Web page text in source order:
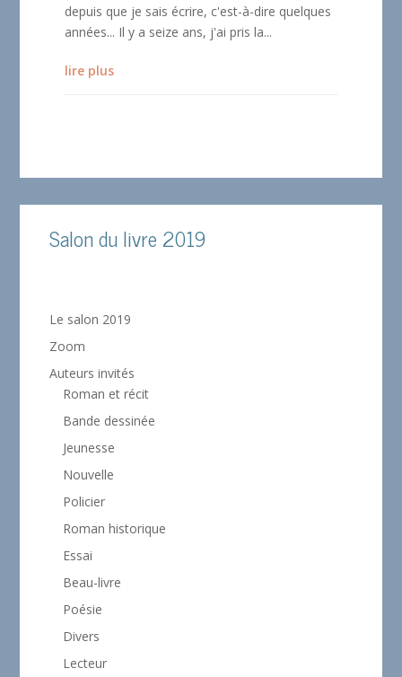
depuis que je sais écrire, c'est-à-dire quelques
années... Il y a seize ans, j'ai pris la...
lire plus
Salon du livre 2019
Le salon 2019
Zoom
Auteurs invités
Roman et récit
Bande dessinée
Jeunesse
Nouvelle
Policier
Roman historique
Essai
Beau-livre
Poésie
Divers
Lecteur